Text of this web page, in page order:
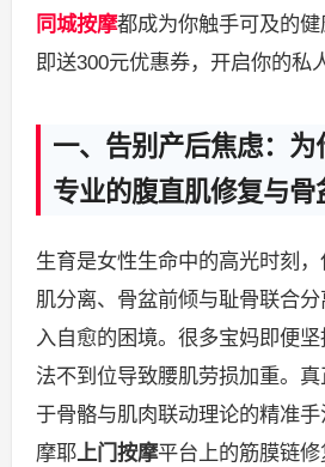
同城按摩都成为你触手可及的
即送300元优惠券，开启你的私
一、告别产后焦虑：
专业的腹直肌修复与骨
生育是女性生命中的高光时刻
肌分离、骨盆前倾与耻骨联合
入自愈的困境。很多宝妈即便
法不到位导致腰肌劳损加重。
于骨骼与肌肉联动理论的精准手
摩耶上门按摩平台上的筋膜链